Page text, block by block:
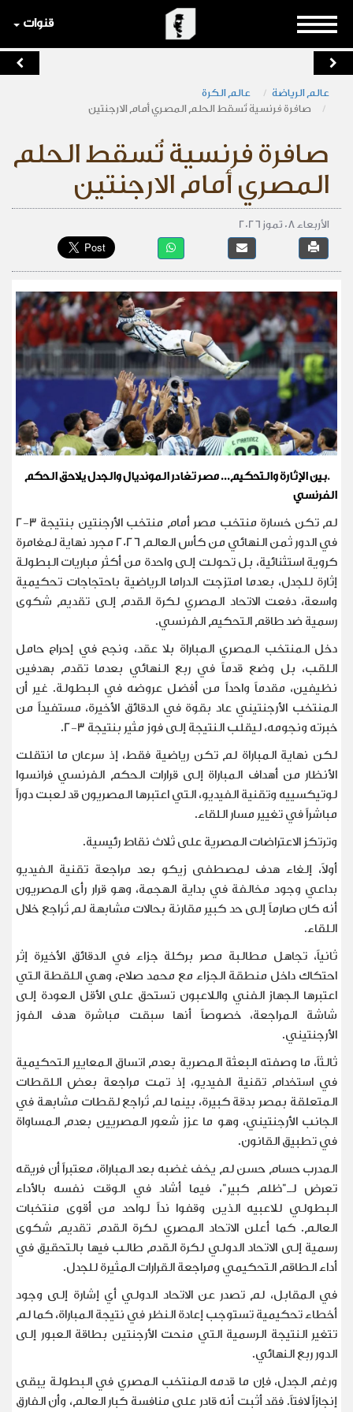
قنوات
عالم الرياضة
عالم الكرة
صافرة فرنسية تُسقط الحلم المصري أمام الارجنتين
صافرة فرنسية تُسقط الحلم
المصري أمام الارجنتين
الأربعاء 08 تموز 2026
.بين الإثارة والتحكيم... مصر تغادر المونديال والجدل يلاحق الحكم
الفرنسي
لم تكن خسارة منتخب مصر أمام منتخب الأرجنتين بنتيجة 3-2
في الدور ثمن النهائي من كأس العالم 2026 مجرد نهاية لمغامرة
كروية استثنائية، بل تحولت إلى واحدة من أكثر مباريات البطولة
إثارة للجدل، بعدما امتزجت الدراما الرياضية باحتجاجات تحكيمية
واسعة، دفعت الاتحاد المصري لكرة القدم إلى تقديم شكوى
رسمية ضد طاقم التحكيم الفرنسي.
دخل المنتخب المصري المباراة بلا عقد، ونجح في إحراج حامل
اللقب، بل وضع قدماً في ربع النهائي بعدما تقدم بهدفين
نظيفين، مقدماً واحداً من أفضل عروضه في البطولة. غير أن
المنتخب الأرجنتيني عاد بقوة في الدقائق الأخيرة، مستفيداً من
خبرته ونجومه، ليقلب النتيجة إلى فوز مثير بنتيجة 3-2
.
لكن نهاية المباراة لم تكن رياضية فقط، إذ سرعان ما انتقلت
الأنظار من أهداف المباراة إلى قرارات الحكم الفرنسي فرانسوا
لوتيكسييه وتقنية الفيديو، التي اعتبرها المصريون قد لعبت دوراً
مباشراً في تغيير مسار اللقاء.
وترتكز الاعتراضات المصرية على ثلاث نقاط رئيسية.
أولاً، إلغاء هدف لمصطفى زيكو بعد مراجعة تقنية الفيديو
بداعي وجود مخالفة في بداية الهجمة، وهو قرار رأى المصريون
أنه كان صارماً إلى حد كبير مقارنة بحالات مشابهة لم تُراجع خلال
اللقاء.
ثانياً، تجاهل مطالبة مصر بركلة جزاء في الدقائق الأخيرة إثر
احتكاك داخل منطقة الجزاء مع محمد صلاح، وهي اللقطة التي
اعتبرها الجهاز الفني واللاعبون تستحق على الأقل العودة إلى
شاشة المراجعة، خصوصاً أنها سبقت مباشرة هدف الفوز
الأرجنتيني.
ثالثاً، ما وصفته البعثة المصرية بعدم اتساق المعايير التحكيمية
في استخدام تقنية الفيديو، إذ تمت مراجعة بعض اللقطات
المتعلقة بمصر بدقة كبيرة، بينما لم تُراجع لقطات مشابهة في
الجانب الأرجنتيني، وهو ما عزز شعور المصريين بعدم المساواة
في تطبيق القانون.
المدرب حسام حسن لم يخف غضبه بعد المباراة، معتبراً أن فريقه
تعرض لـ"ظلم كبير"، فيما أشاد في الوقت نفسه بالأداء
البطولي للاعبيه الذين وقفوا نداً لواحد من أقوى منتخبات
العالم. كما أعلن الاتحاد المصري لكرة القدم تقديم شكوى
رسمية إلى الاتحاد الدولي لكرة القدم طالب فيها بالتحقيق في
أداء الطاقم التحكيمي ومراجعة القرارات المثيرة للجدل.
في المقابل، لم تصدر عن الاتحاد الدولي أي إشارة إلى وجود
أخطاء تحكيمية تستوجب إعادة النظر في نتيجة المباراة، كما لم
تتغير النتيجة الرسمية التي منحت الأرجنتين بطاقة العبور إلى
الدور ربع النهائي.
ورغم الجدل، فإن ما قدمه المنتخب المصري في البطولة يبقى
إنجازاً لافتاً. فقد أثبت أنه قادر على منافسة كبار العالم، وأن الفارق